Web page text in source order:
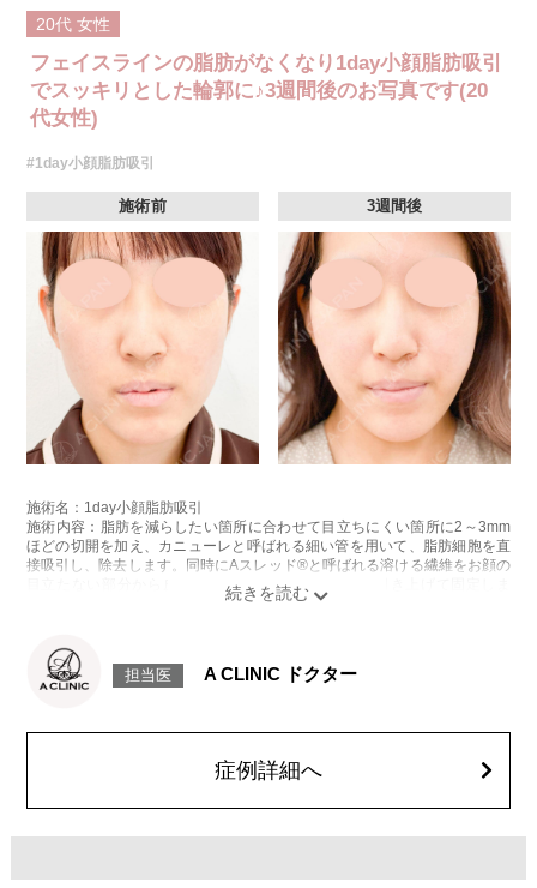
20代 女性
フェイスラインの脂肪がなくなり1day小顔脂肪吸引
でスッキリとした輪郭に♪3週間後のお写真です(20
代女性)
#1day小顔脂肪吸引
施術前 3週間後
施術名：1day小顔脂肪吸引
施術内容：脂肪を減らしたい箇所に合わせて目立ちにくい箇所に2～3mm
ほどの切開を加え、カニューレと呼ばれる細い管を用いて、脂肪細胞を直
接吸引し、除去します。同時にAスレッド®と呼ばれる溶ける繊維をお顔の
目立たない部分から皮下へ挿入し、皮膚を内側から引き上げて固定しま
感などが術後一時的に生じることがございます。また、稀に貧血、細菌感
染症、左右差、施術箇所の知覚鈍麻、ぼこつき、硬結、瘢痕化、色素沈
顔の脂肪吸引箇所の追加 1ヶ所ごと+162,800円(税込)
オプション：笑気麻酔 3,300円(税込)
担当医 A CLINIC ドクター
症例詳細へ